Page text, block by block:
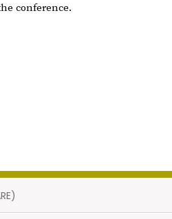
conference.